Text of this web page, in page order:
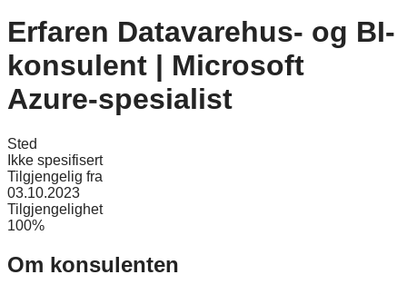
Erfaren Datavarehus- og BI-
konsulent | Microsoft
Azure-spesialist
Sted
Ikke spesifisert
Tilgjengelig fra
03.10.2023
Tilgjengelighet
100%
Om konsulenten